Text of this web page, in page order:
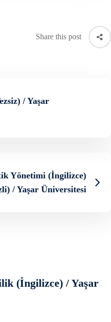
Share this post
/ Yaşar
Yönetimi (İngilizce)
/ Yaşar Üniversitesi
(İngilizce) / Yaşar